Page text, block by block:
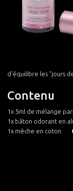
d'équilibre les "jours
Contenu
1x 5ml de mélange
1x bâton odorant en
1x mèche en coton